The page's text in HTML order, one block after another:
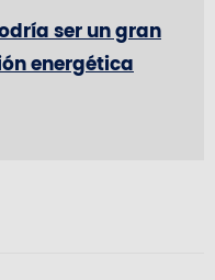
ser un gran
energética